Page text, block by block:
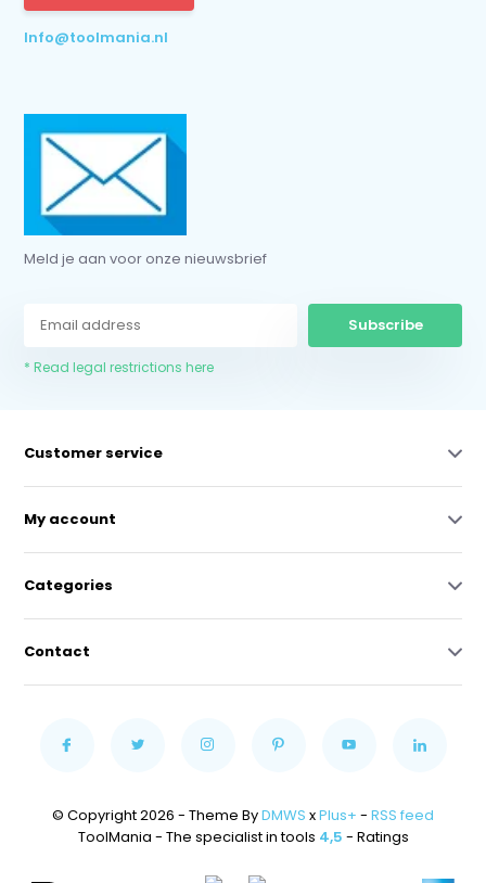
Info@toolmania.nl
Meld je aan voor onze nieuwsbrief
Subscribe
* Read legal restrictions here
Customer service
My account
Categories
Contact
© Copyright 2026 - Theme ByDMWS xPlus+ - RSS feed
ToolMania - The specialist in tools 4,5 - Ratings